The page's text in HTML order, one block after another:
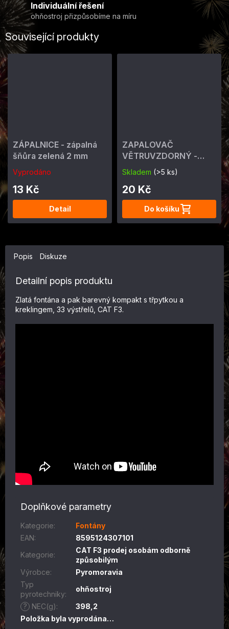
Individuální řešení
ohňostroj přizpůsobíme na míru
Související produkty
ZÁPALNICE - zápalná
šňůra zelená 2 mm
Vyprodáno
13 Kč
Detail
ZAPALOVAČ
VĚTRUVZDORNÝ -
ohňostrojný 4 min
Skladem (>5 ks)
20 Kč
Do košíku
Popis Diskuze
Detailní popis produktu
Zlatá fontána a pak barevný kompakt s třpytkou a
kreklingem, 33 výstřelů, CAT F3.
Doplňkové parametry
Kategorie:
Fontány
EAN:
8595124307101
Kategorie:
CAT F3 prodej osobám odborně
způsobilým
Výrobce:
Pyromoravia
Typ
pyrotechniky:
ohňostroj
?
NEC(g):
398,2
Položka byla vyprodána…